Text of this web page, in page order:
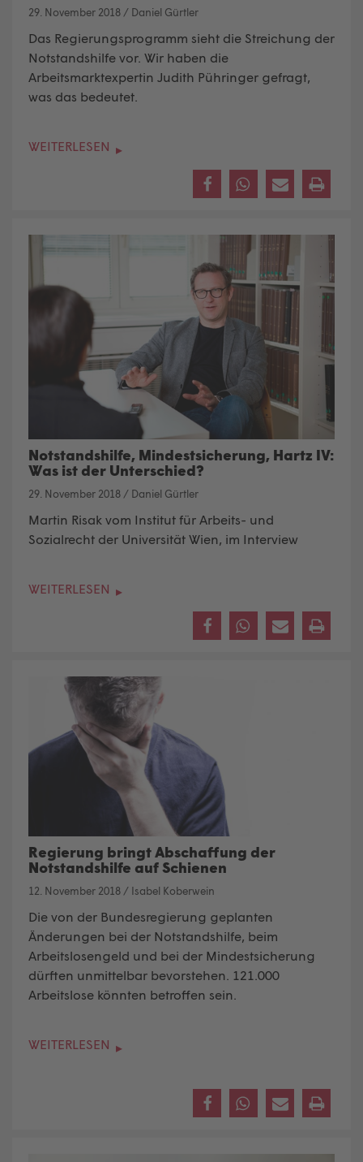
29. November 2018 / Daniel Gürtler
Das Regierungsprogramm sieht die Streichung der
Notstandshilfe vor. Wir haben die
Arbeitsmarktexpertin Judith Pühringer gefragt,
was das bedeutet.
WEITERLESEN
Notstandshilfe, Mindestsicherung, Hartz IV:
Was ist der Unterschied?
29. November 2018 / Daniel Gürtler
Martin Risak vom Institut für Arbeits- und
Sozialrecht der Universität Wien, im Interview
WEITERLESEN
Regierung bringt Abschaffung der
Notstandshilfe auf Schienen
12. November 2018 / Isabel Koberwein
Die von der Bundesregierung geplanten
Änderungen bei der Notstandshilfe, beim
Arbeitslosengeld und bei der Mindestsicherung
dürften unmittelbar bevorstehen. 121.000
Arbeitslose könnten betroffen sein.
WEITERLESEN